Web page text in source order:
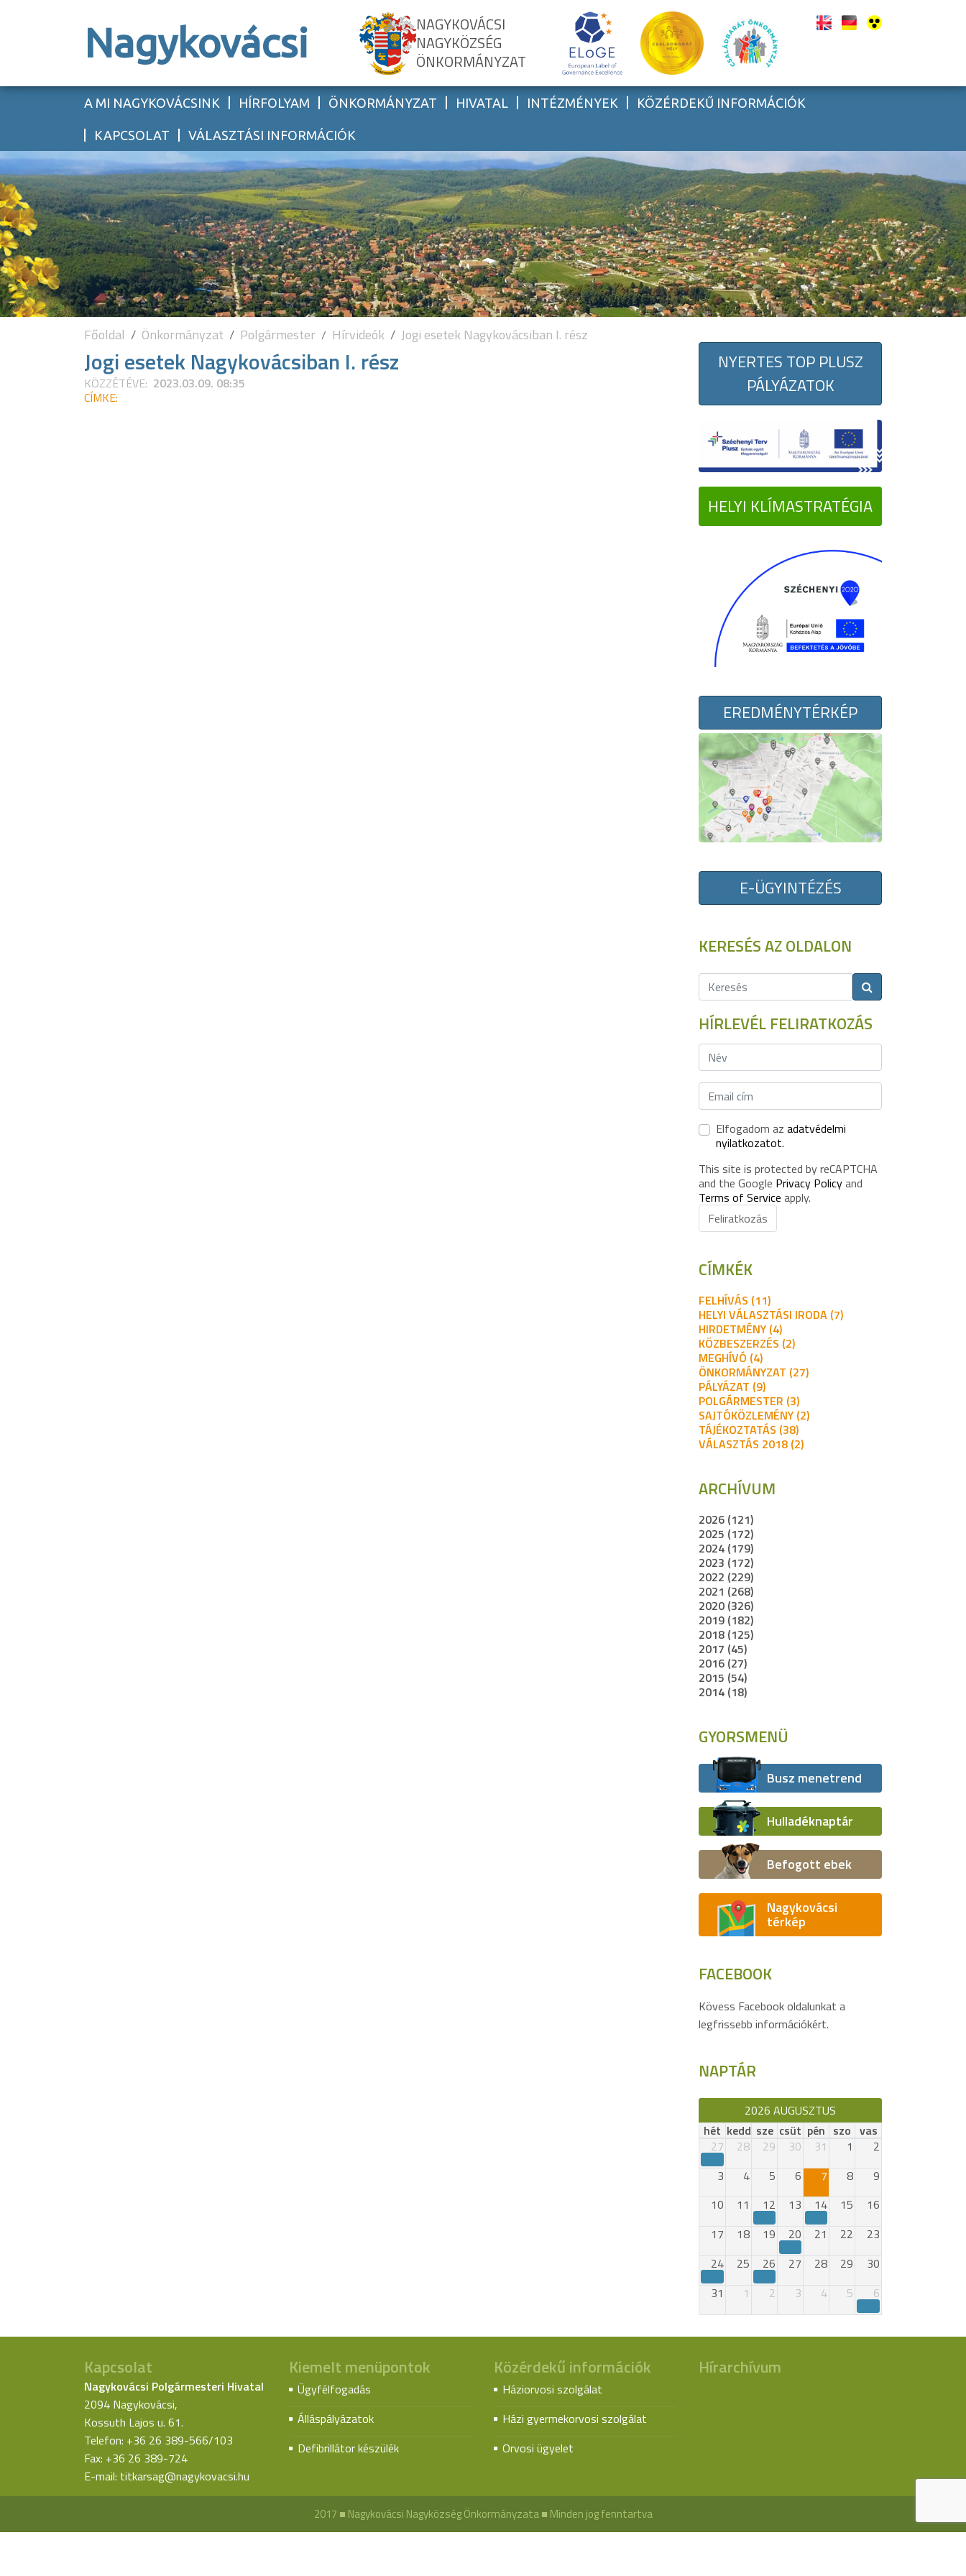
Nagykovácsi
NAGYKOVÁCSI
NAGYKÖZSÉG
ÖNKORMÁNYZAT
A MI NAGYKOVÁCSINK HÍRFOLYAM ÖNKORMÁNYZAT HIVATAL INTÉZMÉNYEK KÖZÉRDEKŰ INFORMÁCIÓK
KAPCSOLAT VÁLASZTÁSI INFORMÁCIÓK
Főoldal Önkormányzat Polgármester Hírvideók Jogi esetek Nagykovácsiban I. rész
Jogi esetek Nagykovácsiban I. rész
KÖZZÉTÉVE: 2023.03.09. 08:35
CÍMKE:
NYERTES TOP PLUSZ
PÁLYÁZATOK
HELYI KLÍMASTRATÉGIA
EREDMÉNYTÉRKÉP
E-ÜGYINTÉZÉS
KERESÉS AZ OLDALON
HÍRLEVÉL FELIRATKOZÁS
Elfogadom az adatvédelmi
nyilatkozatot.
This site is protected by reCAPTCHA
and the Google Privacy Policyand
Terms of Service apply.
Feliratkozás
CÍMKÉK
FELHÍVÁS (11)
HELYI VÁLASZTÁSI IRODA (7)
HIRDETMÉNY (4)
KÖZBESZERZÉS (2)
MEGHÍVÓ (4)
ÖNKORMÁNYZAT (27)
PÁLYÁZAT (9)
POLGÁRMESTER (3)
SAJTÓKÖZLEMÉNY (2)
TÁJÉKOZTATÁS (38)
VÁLASZTÁS 2018 (2)
ARCHÍVUM
2026 (121)
2025 (172)
2024 (179)
2023 (172)
2022 (229)
2021 (268)
2020 (326)
2019 (182)
2018 (125)
2017 (45)
2016 (27)
2015 (54)
2014 (18)
GYORSMENÜ
Busz menetrend
Hulladéknaptár
Befogott ebek
Nagykovácsi
térkép
FACEBOOK
Kövess Facebook oldalunkat a
legfrissebb információkért.
NAPTÁR
2026 AUGUSZTUS
hét kedd sze csüt pén szo vas
27
28 29 30 31 1
2
3
4 5 6 7 8
9
10
11 12 13 14 15
16
17
18 19 20 21 22
23
24
25 26 27 28 29
30
31
1 2 3 4 5 6
Kapcsolat
Nagykovácsi Polgármesteri Hivatal
2094 Nagykovácsi,
Kossuth Lajos u. 61.
Telefon: +36 26 389-566/103
Fax: +36 26 389-724
E-mail: titkarsag@nagykovacsi.hu
Kiemelt menüpontok
Ügyfélfogadás
Álláspályázatok
Defibrillátor készülék
Közérdekű információk
Háziorvosi szolgálat
Házi gyermekorvosi szolgálat
Orvosi ügyelet
Hírarchívum
2017 ■ Nagykovácsi Nagyközség Önkormányzata ■ Minden jog fenntartva